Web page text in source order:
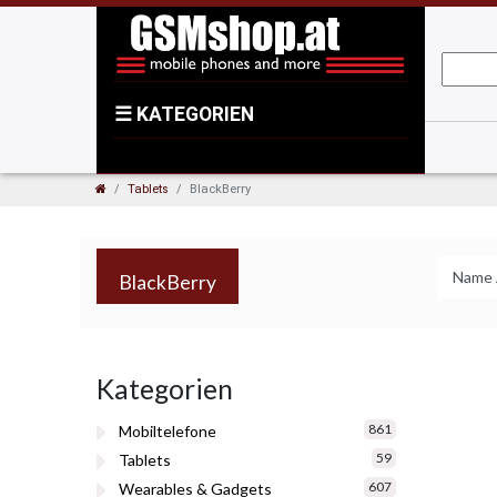
☰ KATEGORIEN
Tablets BlackBerry
BlackBerry
Kategorien
Mobiltelefone 861
Tablets 59
Wearables & Gadgets 607